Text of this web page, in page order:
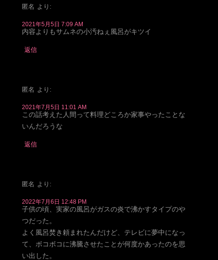
匿名 より:
2021年5月5日 7:09 AM
内容よりもサムネの小汚ねぇ風呂がキツイ
返信
匿名 より:
2021年7月5日 11:01 AM
この話考えた人間って料理どころか家事やったことな
いんだろうな
返信
匿名 より:
2022年7月6日 12:48 PM
子供の頃、実家の風呂がガスの炎で沸かすタイプのや
つだった。
よく風呂焚き頼まれたんだけど、テレビに夢中になっ
て、ボコボコに沸騰させたことが何度かあったのを思
い出した。